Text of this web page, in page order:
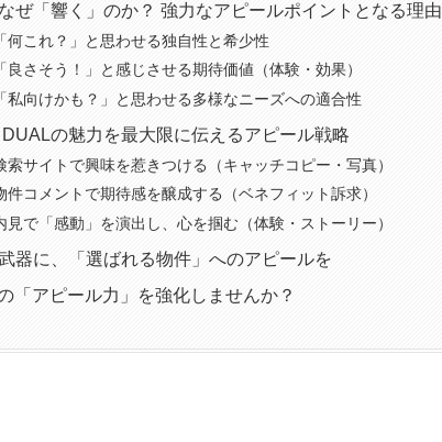
ぜ「響く」のか？ 強力なアピールポイントとなる理由
これ？」と思わせる独自性と希少性
さそう！」と感じさせる期待価値（体験・効果）
向けかも？」と思わせる多様なニーズへの適合性
DUALの魅力を最大限に伝えるアピール戦略
サイトで興味を惹きつける（キャッチコピー・写真）
コメントで期待感を醸成する（ベネフィット訴求）
で「感動」を演出し、心を掴む（体験・ストーリー）
器に、「選ばれる物件」へのアピールを
「アピール力」を強化しませんか？